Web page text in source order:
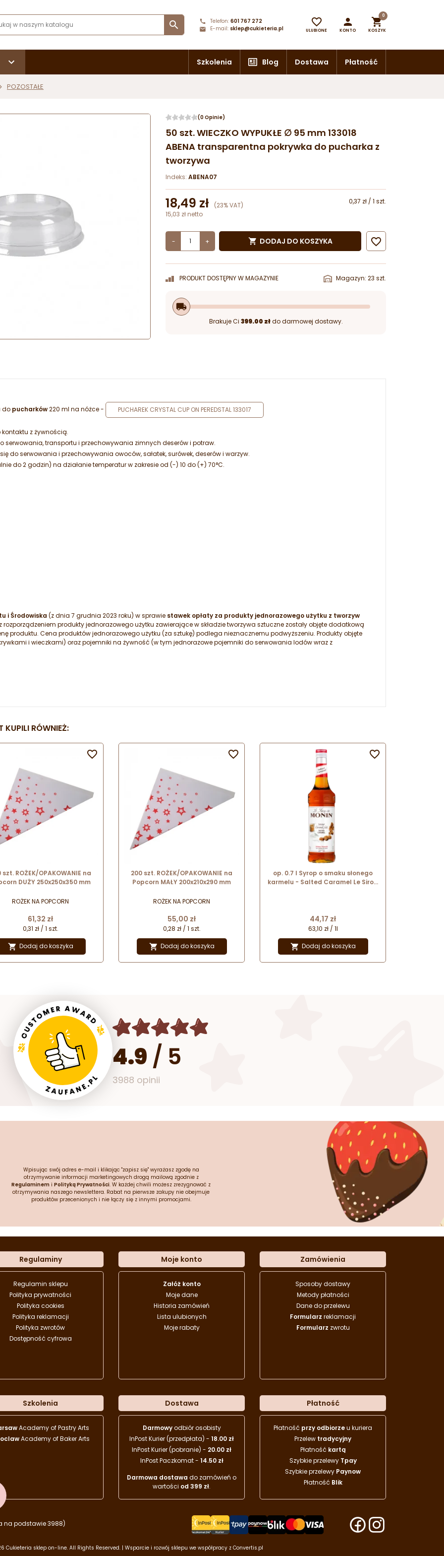
 Telefon: 601 767 272
E-mail: sklep@cukieteria.pl

ULUBIONE

KONTO

0
KOSZYK
Szkolenia Blog Dostawa Płatność
POZOSTAŁE
(0 Opinie)
50 szt. WIECZKO WYPUKŁE ∅ 95 mm 133018
ABENA transparentna pokrywka do pucharka z
tworzywa
Indeks: ABENA07
18,49 zł (23% VAT)
0,37 zł / 1 szt.
15,03 zł netto
- +  DODAJ DO KOSZYKA 
PRODUKT DOSTĘPNY W MAGAZYNIE Magazyn: 23 szt.
local_shipping
Brakuje Ci 399.00 złdo darmowej dostawy.
do pucharków220 ml na nóżce - PUCHAREK CRYSTAL CUP ON PEREDSTAL 133017
z żywnością.
serwowania, transportu i przechowywania zimnych deserów i potraw.
do serwowania i przechowywania owoców, sałatek, surówek, deserów i warzyw.
do 2 godzin) na działanie temperatur w zakresie od (-) 10 do (+) 70°C.
i Środowiska (z dnia 7 grudnia 2023 roku) w sprawie stawek opłaty za produkty jednorazowego użytku z tworzyw
rozporządzeniem produkty jednorazowego użytku zawierające w składzie tworzywa sztuczne zostały objęte dodatkową
produktu. Cena produktów jednorazowego użytku (za sztukę) podlega nieznacznemu podwyższeniu. Produkty objęte
i wieczkami) oraz pojemniki na żywność (w tym jednorazowe pojemniki do serwowania lodów wraz z
KUPILI RÓWNIEŻ:
szt. ROŻEK/OPAKOWANIE na
DUŻY 250x250x350 mm
ROŻEK NA POPCORN
Cena
61,32 zł
0,31 zł / 1 szt.
 Dodaj do koszyka

200 szt. ROŻEK/OPAKOWANIE na
Popcorn MAŁY 200x210x290 mm
ROŻEK NA POPCORN
Cena
55,00 zł
0,28 zł / 1 szt.
 Dodaj do koszyka

op. 0.7 l Syrop o smaku słonego
karmelu - Salted Caramel Le Sirop
Cena
44,17 zł
63,10 zł / 1l
 Dodaj do koszyka

4.9 / 5
3988 opinii
Wpisując swój adres e-mail i klikając "zapisz się" wyrażasz zgodę na
otrzymywanie informacji marketingowych drogą mailową zgodnie z
Regulaminem i Polityką Prywatności. W każdej chwili możesz zrezygnować z
otrzymywania naszego newslettera. Rabat na pierwsze zakupy nie obejmuje
produktów przecenionych i nie łączy się z innymi promocjami.
Regulaminy
Regulamin sklepu
Polityka prywatności
Polityka cookies
Polityka reklamacji
Polityka zwrotów
Dostępność cyfrowa
Moje konto
Załóż konto
Moje dane
Historia zamówień
Lista ulubionych
Moje rabaty
Zamówienia
Sposoby dostawy
Metody płatności
Dane do przelewu
Formularz reklamacji
Formularz zwrotu
Szkolenia
Academy of Pastry Arts
Academy of Baker Arts
Dostawa
Darmowyodbiór osobisty
InPost Kurier (przedpłata) - 18.00 zł
InPost Kurier (pobranie) - 20.00 zł
InPost Paczkomat - 14.50 zł
Darmowa dostawa do zamówień o
wartości od 399 zł.
Płatność
Płatność przy odbiorzeu kuriera
Przelew tradycyjny
Płatność kartą
Szybkie przelewy Tpay
Szybkie przelewy Paynow
Płatność Blik
na podstawie 3988)
Cukieteria sklep on-line. All Rights Reserved. | Wsparcie i rozwój sklepu we współpracy z Convertis.pl